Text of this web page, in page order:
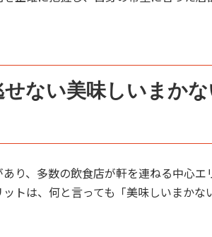
ない美味しいまかな
り、多数の飲食店が軒を連ねる中心エ
トは、何と言っても「美味しいまかな